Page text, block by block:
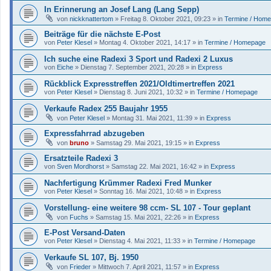
In Erinnerung an Josef Lang (Lang Sepp)
von nickknattertom » Freitag 8. Oktober 2021, 09:23 » in Termine /
Beiträge für die nächste E-Post
von Peter Klesel » Montag 4. Oktober 2021, 14:17 » in Termine / Homepage
Ich suche eine Radexi 3 Sport und Radexi 2 Luxus
von Eiche » Dienstag 7. September 2021, 20:28 » in Express
Rückblick Expresstreffen 2021/Oldtimertreffen 2021
von Peter Klesel » Dienstag 8. Juni 2021, 10:32 » in Termine / Homepage
Verkaufe Radex 255 Baujahr 1955
von Peter Klesel » Montag 31. Mai 2021, 11:39 » in Express
Expressfahrrad abzugeben
von bruno » Samstag 29. Mai 2021, 19:15 » in Express
Ersatzteile Radexi 3
von Sven Mordhorst » Samstag 22. Mai 2021, 16:42 » in Express
Nachfertigung Krümmer Radexi Fred Munker
von Peter Klesel » Sonntag 16. Mai 2021, 10:48 » in Express
Vorstellung- eine weitere 98 ccm- SL 107 - Tour geplant
von Fuchs » Samstag 15. Mai 2021, 22:26 » in Express
E-Post Versand-Daten
von Peter Klesel » Dienstag 4. Mai 2021, 11:33 » in Termine / Homepage
Verkaufe SL 107, Bj. 1950
von Frieder » Mittwoch 7. April 2021, 11:57 » in Express